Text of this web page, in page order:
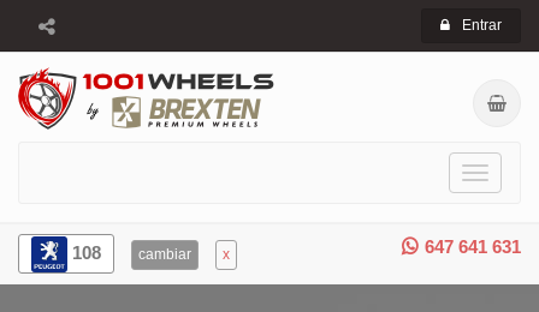
Entrar
Toggle
647 641 631
108 cambiar x